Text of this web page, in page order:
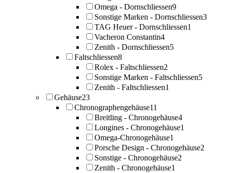
Omega - Dornschliessen9
Sonstige Marken - Dornschliessen3
TAG Heuer - Dornschliessen1
Vacheron Constantin4
Zenith - Dornschliessen5
Faltschliessen8
Rolex - Faltschliessen2
Sonstige Marken - Faltschliessen5
Zenith - Faltschliessen1
Gehäuse23
Chronographengehäuse11
Breitling - Chronogehäuse4
Longines - Chronogehäuse1
Omega-Chronogehäuse1
Porsche Design - Chronogehäuse2
Sonstige - Chronogehäuse2
Zenith - Chronogehäuse1